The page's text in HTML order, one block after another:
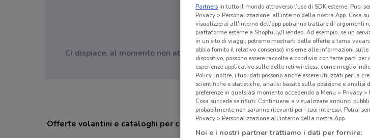
Ci dispiace, al momento non abbiamo pubblicato volantini nella tua zona.
Offerte volantini e cataloghi per città nelle vicinanze
Partnersin tutto il mondo attraverso l’uso di SDK esterne. Puoi
Privacy > Personalizzazione, all’interno della nostra App. Cosa
visualizzerai all'interno dell’app potranno trattare di argomenti
piattaforme esterne a Shopfully/Tiendeo. Ad esempio, se un
in un sito di viaggi, potremo mostrarti delle offerte a tema
abbia fornito il relativo consenso) insieme alle informazioni
dispositivo, possono essere raccolte e condivisi con terze parti
esperienze applicative sulle delle reti wireless, come meglio
Policy. Inoltre, i tuoi dati possono anche essere utilizzati per la
scientifiche e statistiche, analisi basate sulla posizione e analisi
preferenze in qualsiasi momento accedendo a Menu > Privacy
Cosa succede se rifiuti: Continuerai a visualizzare annunci
probabilmente non saranno rilevanti per i tuoi interessi. Potrai
Privacy > Personalizzazione all'interno della nostra App.
Noi e i nostri partner trattiamo i dati per fornire: